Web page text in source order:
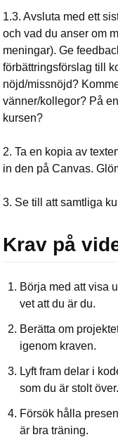
1.3. Avsluta med ett
och vad du anser om
meningar). Ge
förbättringsförslag till
nöjd/missnöjd?
vänner/kollegor? På
kursen?
2. Ta en kopia av
in den på Canvas.
3. Se till att samtliga
Krav på
Börja med att visa
vet att du är du.
Berätta om
igenom kraven.
Lyft fram delar i
som du är stolt
Försök hålla
är bra träning.